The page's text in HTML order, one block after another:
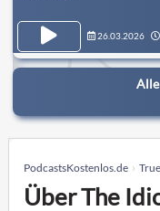
26.03.2026
Alle
PodcastsKostenlos.de
Über The